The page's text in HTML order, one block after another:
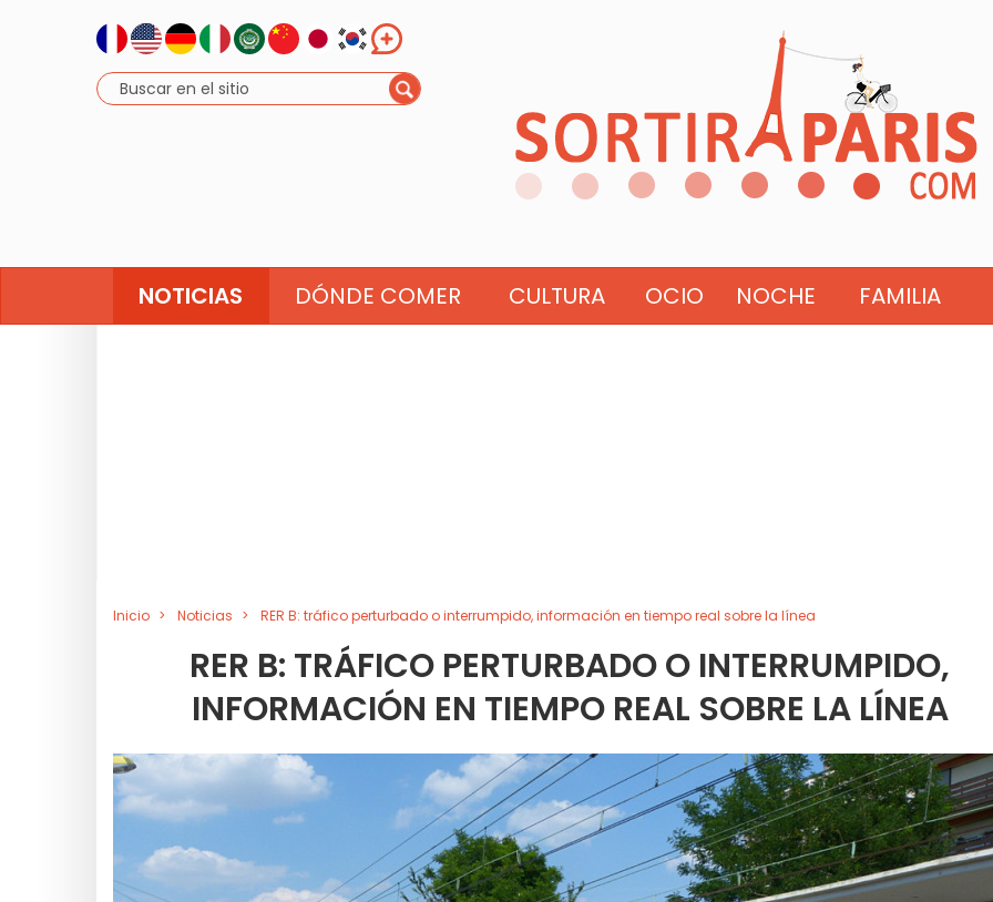
NOTICIAS DÓNDE COMER CULTURA OCIO NOCHE FAMILIA
Inicio Noticias RER B: tráfico perturbado o interrumpido, información en tiempo real sobre la línea
RER B: TRÁFICO PERTURBADO O INTERRUMPIDO,
INFORMACIÓN EN TIEMPO REAL SOBRE LA LÍNEA